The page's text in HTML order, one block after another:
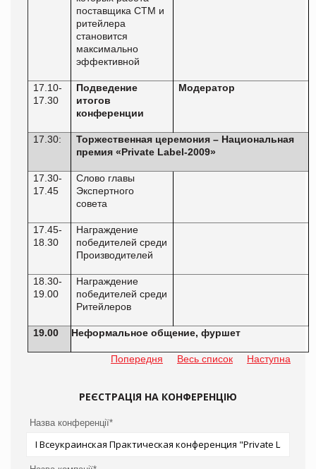
поставщика СТМ и
ритейлера
становится
максимально
эффективной
17.10-
17.30
Подведение
итогов
конференции
Модератор
17.30:
Торжественная церемония – Национальная
премия «Private Label-2009»
17.30-
17.45
Слово главы
Экспертного
совета
17.45-
18.30
Награждение
победителей среди
Производителей
18.30-
19.00
Награждение
победителей среди
Ритейлеров
19.00 Неформальное общение, фуршет
Попередня Весь список Наступна
РЕЄСТРАЦІЯ НА КОНФЕРЕНЦІЮ
Назва конференції*